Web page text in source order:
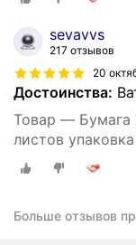
sevavvs
217 отзывов
20
Достоинства:
Товар — Бумага
листов
Больше отзывов